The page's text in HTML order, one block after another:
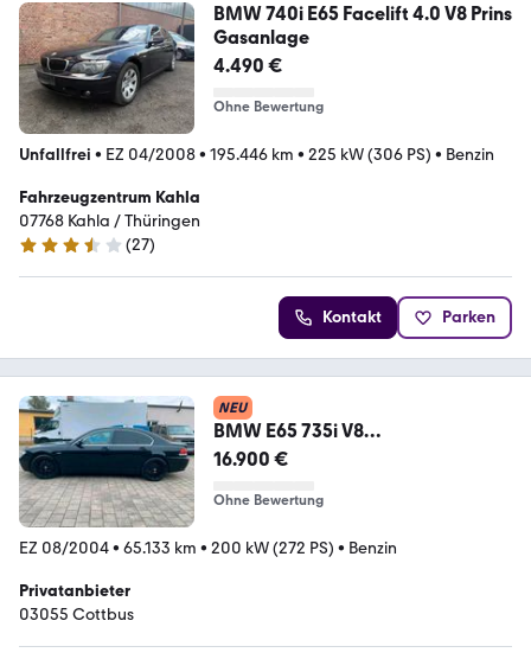
BMW 740i E65 Facelift 4.0 V8 Prins
Gasanlage
4.490 €
Ohne Bewertung
Unfallfrei • EZ 04/2008• 195.446 km • 225 kW (306 PS) • Benzin
Fahrzeugzentrum Kahla
07768 Kahla / Thüringen
3.5 Sterne
(27)
Kontakt Parken
NEU
BMW E65 735i V8
Sammlerfahrzeug
16.900 €
Ohne Bewertung
EZ 08/2004• 65.133 km • 200 kW (272 PS) • Benzin
Privatanbieter
03055 Cottbus